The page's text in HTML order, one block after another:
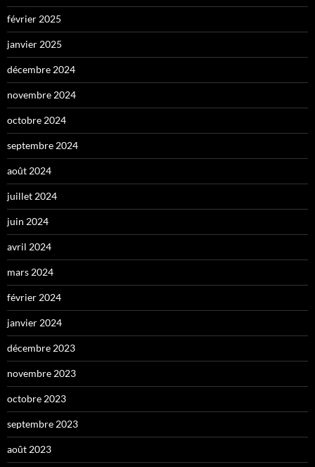
février 2025
janvier 2025
décembre 2024
novembre 2024
octobre 2024
septembre 2024
août 2024
juillet 2024
juin 2024
avril 2024
mars 2024
février 2024
janvier 2024
décembre 2023
novembre 2023
octobre 2023
septembre 2023
août 2023